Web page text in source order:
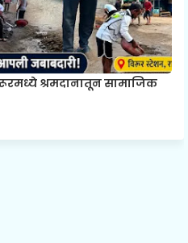
श्रमदानातून सामाजिक